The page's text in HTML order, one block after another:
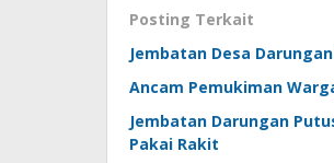
Posting Terkait
Jembatan Desa
Ancam Pemukiman
Jembatan Darungan
Pakai Rakit